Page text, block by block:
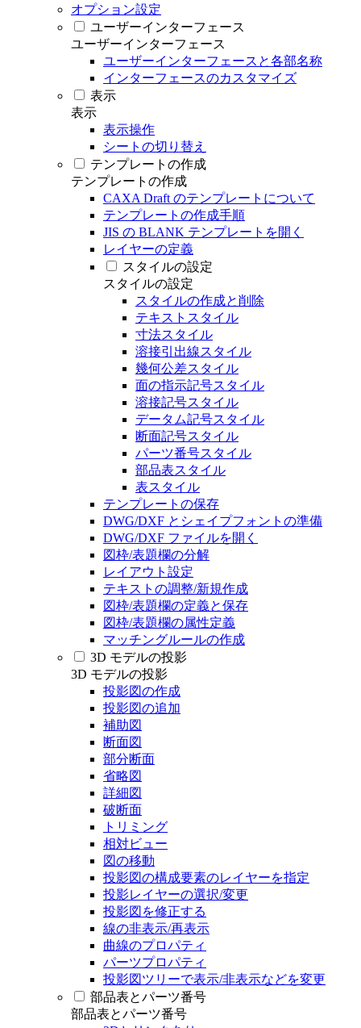
オプション設定
ユーザーインターフェース
ユーザーインターフェース
ユーザーインターフェースと各部名称
インターフェースのカスタマイズ
表示
表示
表示操作
シートの切り替え
テンプレートの作成
テンプレートの作成
CAXA Draft のテンプレートについて
テンプレートの作成手順
JIS の BLANK テンプレートを開く
レイヤーの定義
スタイルの設定
スタイルの設定
スタイルの作成と削除
テキストスタイル
寸法スタイル
溶接引出線スタイル
幾何公差スタイル
面の指示記号スタイル
溶接記号スタイル
データム記号スタイル
断面記号スタイル
パーツ番号スタイル
部品表スタイル
表スタイル
テンプレートの保存
DWG/DXF とシェイプフォントの準備
DWG/DXF ファイルを開く
図枠/表題欄の分解
レイアウト設定
テキストの調整/新規作成
図枠/表題欄の定義と保存
図枠/表題欄の属性定義
マッチングルールの作成
3D モデルの投影
3D モデルの投影
投影図の作成
投影図の追加
補助図
断面図
部分断面
省略図
詳細図
破断面
トリミング
相対ビュー
図の移動
投影図の構成要素のレイヤーを指定
投影レイヤーの選択/変更
投影図を修正する
線の非表示/再表示
曲線のプロパティ
パーツプロパティ
投影図ツリーで表示/非表示などを変更
部品表とパーツ番号
部品表とパーツ番号